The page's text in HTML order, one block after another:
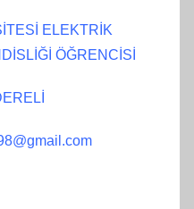
ELEKTRİK
ÖĞRENCİSİ